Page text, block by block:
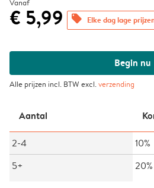
Vanaf
€ 5,99 offers Elke dag lage
Begin nu
Alle prijzen incl. BTW excl.verzending
Aantal
2-4
10%
5+
20%